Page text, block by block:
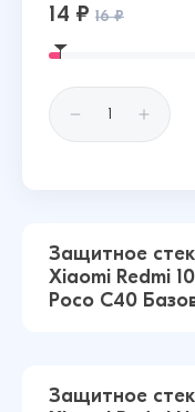
14 ₽ 16 ₽
Защитное
Xiaomi Redmi
Poco C40
Защитное